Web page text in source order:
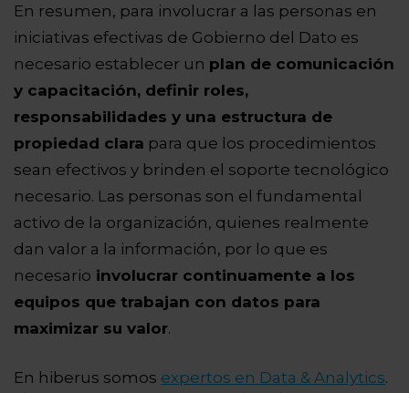
En resumen, para involucrar a las personas en
iniciativas efectivas de Gobierno del Dato es
necesario establecer un plan de comunicación
y capacitación, definir roles,
responsabilidades y una estructura de
propiedad clara para que los procedimientos
sean efectivos y brinden el soporte tecnológico
necesario. Las personas son el fundamental
activo de la organización, quienes realmente
dan valor a la información, por lo que es
necesario involucrar continuamente a los
equipos que trabajan con datos para
maximizar su valor.
En hiberus somos expertos en Data & Analytics.